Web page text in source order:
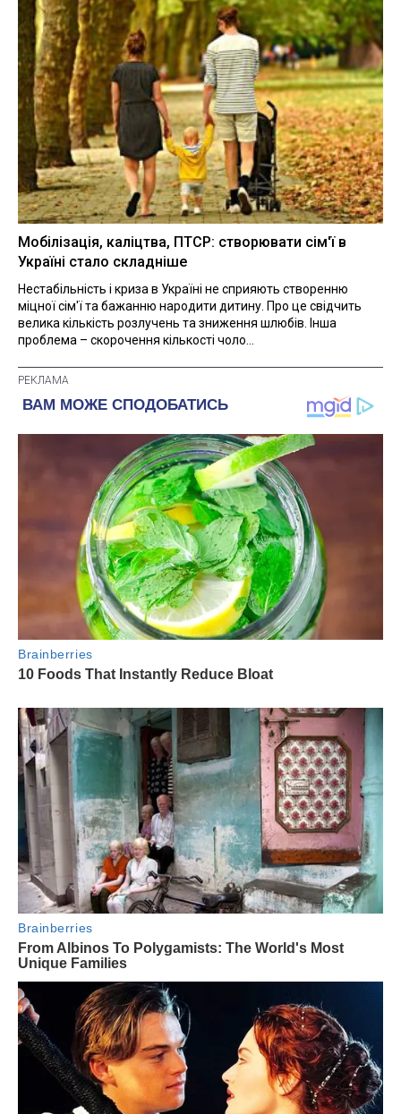
Мобілізація, каліцтва, ПТСР: створювати сім'ї в
Україні стало складніше
Нестабільність і криза в Україні не сприяють створенню
міцної сім'ї та бажанню народити дитину. Про це свідчить
велика кількість розлучень та зниження шлюбів. Інша
проблема – скорочення кількості чоло...